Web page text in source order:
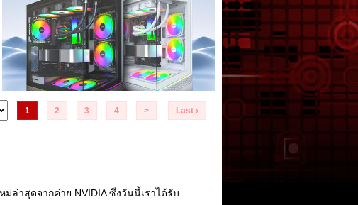
1 2 3 4 > Last ›
ล่าสุดจากค่าย NVIDIA ซึ่งวันนี้เราได้รับ